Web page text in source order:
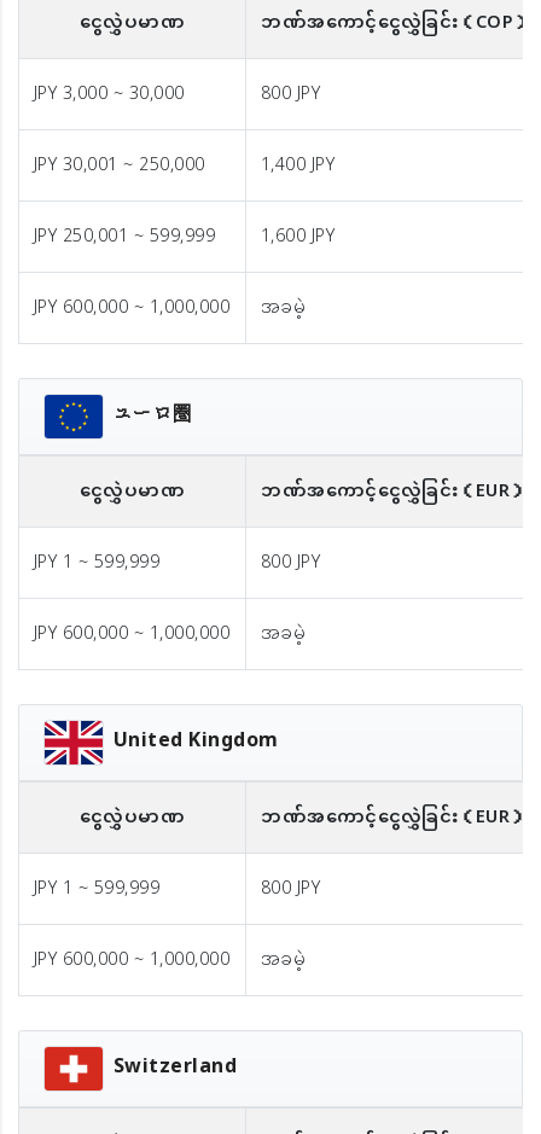
ငွေလွှဲပမာဏ ဘဏ်အကောင့်ငွေလွှဲခြင်း（COP）
JPY 3,000 ~ 30,000
800 JPY
JPY 30,001 ~ 250,000
1,400 JPY
JPY 250,001 ~ 599,999
1,600 JPY
JPY 600,000 ~ 1,000,000
အခမဲ့
ユーロ圏
ငွေလွှဲပမာဏ ဘဏ်အကောင့်ငွေလွှဲခြင်း（EUR）
JPY 1 ~ 599,999
800 JPY
JPY 600,000 ~ 1,000,000
အခမဲ့
United Kingdom
ငွေလွှဲပမာဏ ဘဏ်အကောင့်ငွေလွှဲခြင်း（EUR）
JPY 1 ~ 599,999
800 JPY
JPY 600,000 ~ 1,000,000
အခမဲ့
Switzerland